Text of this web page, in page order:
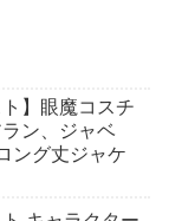
ト】眼魔コスチ
ン、ジャベ
ング丈ジャケ